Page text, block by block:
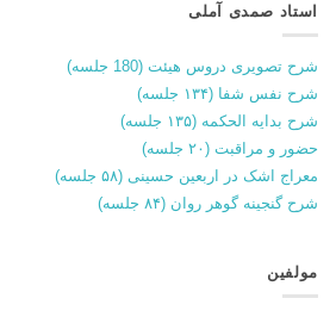
استاد صمدی آملی
شرح تصویری دروس هیئت (180 جلسه)
شرح نفس شفا (۱۳۴ جلسه)
شرح بدایه الحکمه (۱۳۵ جلسه)
حضور و مراقبت (۲۰ جلسه)
معراج اشک در اربعین حسینی (۵۸ جلسه)
شرح گنجینه گوهر روان (۸۴ جلسه)
مولفین